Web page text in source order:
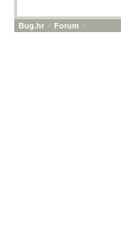
Bug.hr » Forum »